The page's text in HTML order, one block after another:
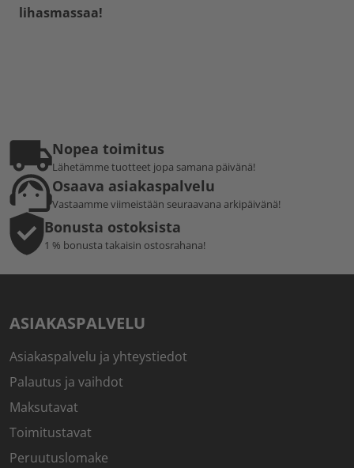
lihasmassaa!
Nopea toimitus
Lähetämme tuotteet jopa samana päivänä!
Osaava asiakaspalvelu
Vastaamme viimeistään seuraavana arkipäivänä!
Bonusta ostoksista
1 % bonusta takaisin ostosrahana!
ASIAKASPALVELU
Asiakaspalvelu ja yhteystiedot
Palautus ja vaihdot
Maksutavat
Toimitustavat
Peruutuslomake